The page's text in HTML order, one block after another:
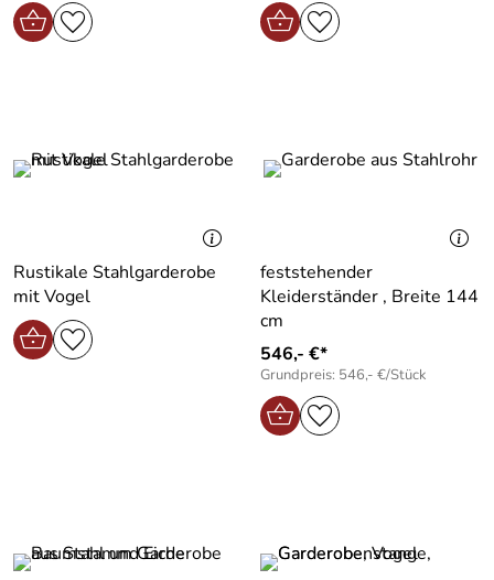
Rustikale Stahlgarderobe
mit Vogel
feststehender
Kleiderständer , Breite 144
cm
546,- €*
Grundpreis: 546,- €/Stück